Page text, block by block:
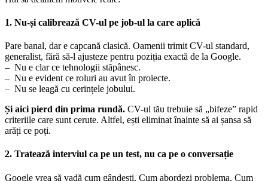
1. Nu-și calibrează CV-ul pe job-ul la care aplică
Pare banal, dar e capcană clasică. Oamenii trimit CV-ul standard,
generalist, fără să-l ajusteze pentru poziția exactă de la Google.
– Nu e clar ce tehnologii stăpânesc.
– Nu e evident ce roluri au avut în proiecte.
– Nu se leagă cu cerințele jobului.
Și aici pierd din prima rundă. CV-ul tău trebuie să „bifeze” rapid
criteriile care sunt cerute. Altfel, ești eliminat înainte să ai șansa să
arăți ce poți.
2. Tratează interviul ca pe un test, nu ca pe o conversație
Google vrea să vadă cum gândești. Cum abordezi problema. Cum